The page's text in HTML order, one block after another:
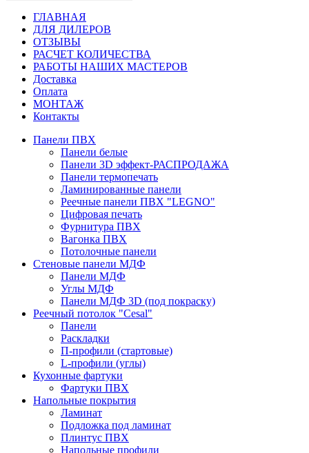
ГЛАВНАЯ
ДЛЯ ДИЛЕРОВ
ОТЗЫВЫ
РАСЧЕТ КОЛИЧЕСТВА
РАБОТЫ НАШИХ МАСТЕРОВ
Доставка
Оплата
МОНТАЖ
Контакты
Панели ПВХ
Панели белые
Панели 3D эффект-РАСПРОДАЖА
Панели термопечать
Ламинированные панели
Реечные панели ПВХ "LEGNO"
Цифровая печать
Фурнитура ПВХ
Вагонка ПВХ
Потолочные панели
Стеновые панели МДФ
Панели МДФ
Углы МДФ
Панели МДФ 3D (под покраску)
Реечный потолок "Cesal"
Панели
Раскладки
П-профили (стартовые)
L-профили (углы)
Кухонные фартуки
Фартуки ПВХ
Напольные покрытия
Ламинат
Подложка под ламинат
Плинтус ПВХ
Напольные профили